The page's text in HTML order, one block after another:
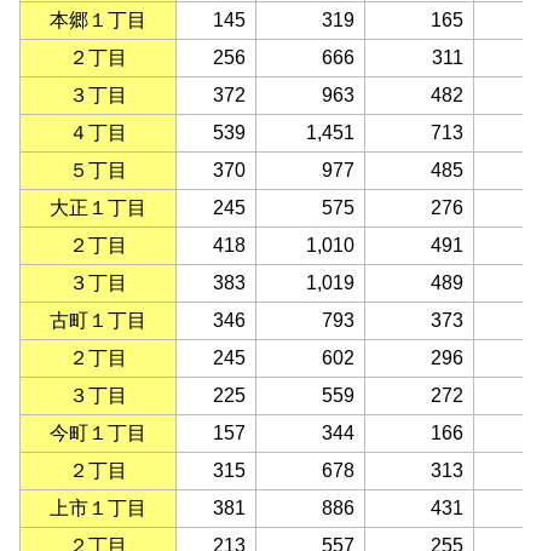
本郷１丁目
145 319 165
２丁目
256 666 311
３丁目
372 963 482
４丁目
539 1,451 713
５丁目
370 977 485
大正１丁目
245 575 276
２丁目
418 1,010 491
３丁目
383 1,019 489
古町１丁目
346 793 373
２丁目
245 602 296
３丁目
225 559 272
今町１丁目
157 344 166
２丁目
315 678 313
上市１丁目
381 886 431
２丁目
213 557 255